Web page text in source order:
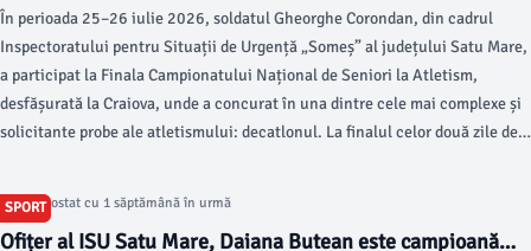
În perioada 25–26 iulie 2026, soldatul Gheorghe Corondan, din cadrul
Inspectoratului pentru Situații de Urgență „Someș” al județului Satu Mare,
a participat la Finala Campionatului Național de Seniori la Atletism,
desfășurată la Craiova, unde a concurat în una dintre cele mai complexe și
solicitante probe ale atletismului: decatlonul. La finalul celor două zile de
consecutiv medalia de aur la Satu Mare.
SPORT
Articol postat cu 1 săptămână în urmă
Ofițer al ISU Satu Mare, Daiana Butean este campioană